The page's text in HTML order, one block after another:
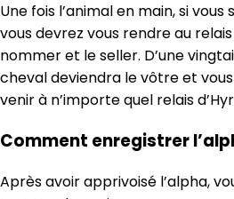
Une fois l’animal en main, si
vous devrez vous rendre au
nommer et le seller. D’une
cheval deviendra le vôtre et
venir à n’importe quel relais
Comment enregistrer
Après avoir apprivoisé l’alpha,